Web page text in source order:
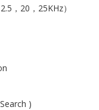
，20，25KHz）
)